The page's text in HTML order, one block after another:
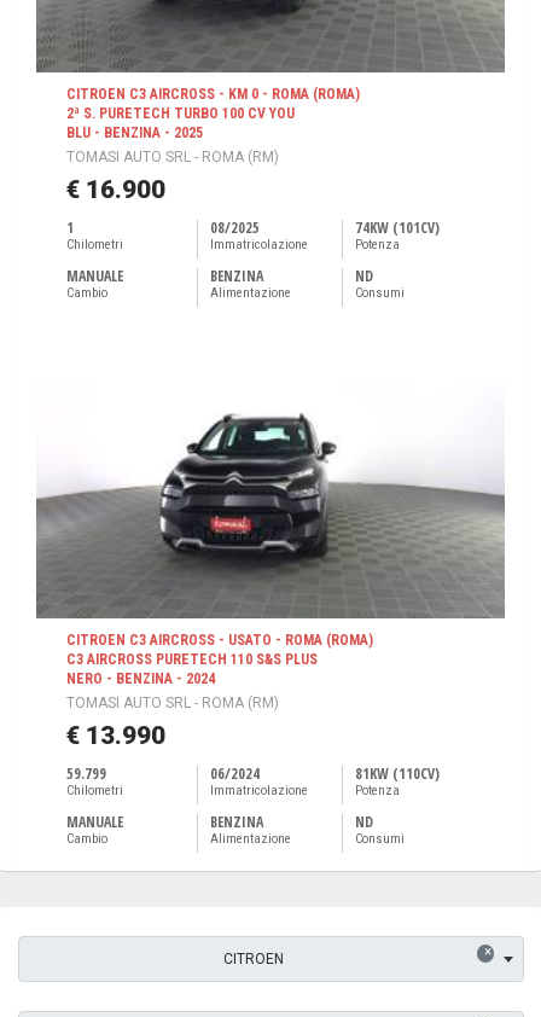
CITROEN C3 AIRCROSS - KM 0 - ROMA (ROMA)
2ª S. PURETECH TURBO 100 CV YOU
BLU - BENZINA - 2025
TOMASI AUTO SRL - ROMA (RM)
€ 16.900
1
Chilometri
08/2025
Immatricolazione
74KW (101CV)
Potenza
MANUALE
Cambio
BENZINA
Alimentazione
ND
Consumi
CITROEN C3 AIRCROSS - USATO - ROMA (ROMA)
C3 AIRCROSS PURETECH 110 S&S PLUS
NERO - BENZINA - 2024
TOMASI AUTO SRL - ROMA (RM)
€ 13.990
59.799
Chilometri
06/2024
Immatricolazione
81KW (110CV)
Potenza
MANUALE
Cambio
BENZINA
Alimentazione
ND
Consumi
×
CITROEN